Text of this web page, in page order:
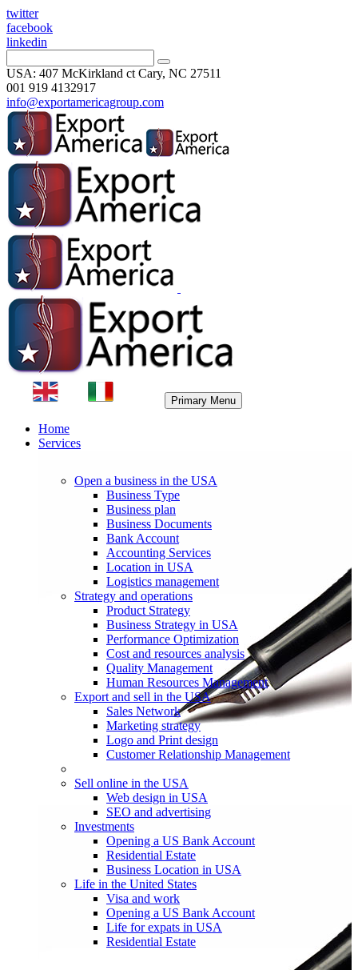
twitter
facebook
linkedin
USA: 407 McKirkland ct Cary, NC 27511
001 919 4132917
info@exportamericagroup.com
Primary Menu
Home
Services
Open a business in the USA
Business Type
Business plan
Business Documents
Bank Account
Accounting Services
Location in USA
Logistics management
Strategy and operations
Product Strategy
Business Strategy in USA
Performance Optimization
Cost and resources analysis
Quality Management
Human Resources Management
Export and sell in the USA
Sales Network
Marketing strategy
Logo and Print design
Customer Relationship Management
Sell online in the USA
Web design in USA
SEO and advertising
Investments
Opening a US Bank Account
Residential Estate
Business Location in USA
Life in the United States
Visa and work
Opening a US Bank Account
Life for expats in USA
Residential Estate